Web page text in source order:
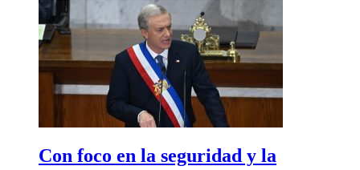
Con foco en la seguridad y la